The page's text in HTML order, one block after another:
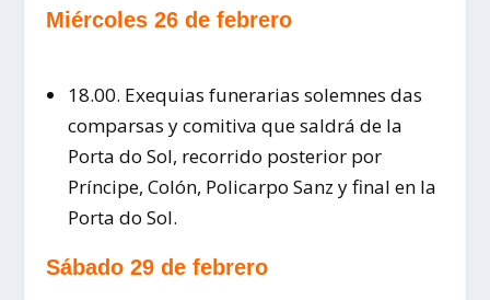
Miércoles 26 de febrero
18.00. Exequias funerarias solemnes das
comparsas y comitiva que saldrá de la
Porta do Sol, recorrido posterior por
Príncipe, Colón, Policarpo Sanz y final en la
Porta do Sol.
Sábado 29 de febrero